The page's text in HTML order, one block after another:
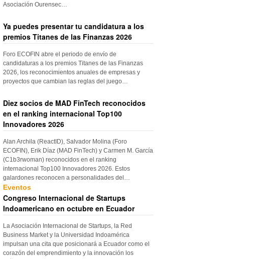
Asociación Ourensec…
Ya puedes presentar tu candidatura a los
premios Titanes de las Finanzas 2026
Foro ECOFIN abre el periodo de envío de
candidaturas a los premios Titanes de las Finanzas
2026, los reconocimientos anuales de empresas y
proyectos que cambian las reglas del juego…
Diez socios de MAD FinTech reconocidos
en el ranking internacional Top100
Innovadores 2026
Alan Archila (ReactID), Salvador Molina (Foro
ECOFIN), Erik Díaz (MAD FinTech) y Carmen M. García
(C1b3rwoman) reconocidos en el ranking
internacional Top100 Innovadores 2026. Estos
galardones reconocen a personalidades del…
Eventos
Congreso Internacional de Startups
Indoamericano en octubre en Ecuador
La Asociación Internacional de Startups, la Red
Business Market y la Universidad Indoamérica
impulsan una cita que posicionará a Ecuador como el
corazón del emprendimiento y la innovación los